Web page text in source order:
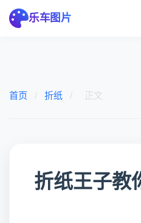
乐车图片
首页 / 折纸 / 正文
折纸王子教